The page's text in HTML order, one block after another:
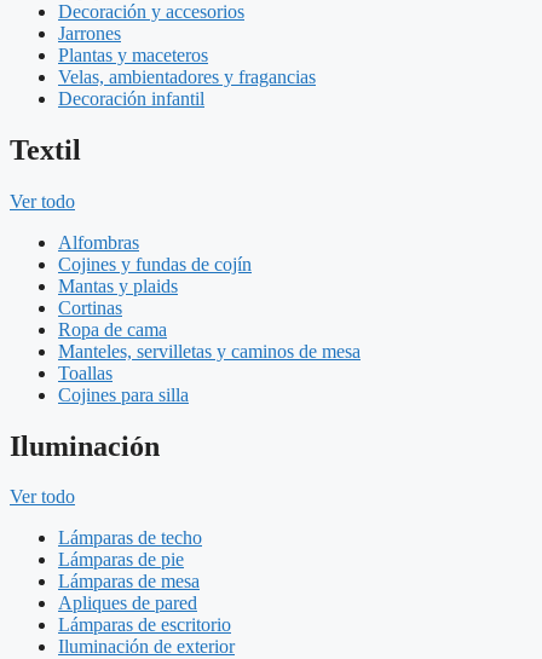
Decoración y accesorios
Jarrones
Plantas y maceteros
Velas, ambientadores y fragancias
Decoración infantil
Textil
Ver todo
Alfombras
Cojines y fundas de cojín
Mantas y plaids
Cortinas
Ropa de cama
Manteles, servilletas y caminos de mesa
Toallas
Cojines para silla
Iluminación
Ver todo
Lámparas de techo
Lámparas de pie
Lámparas de mesa
Apliques de pared
Lámparas de escritorio
Iluminación de exterior